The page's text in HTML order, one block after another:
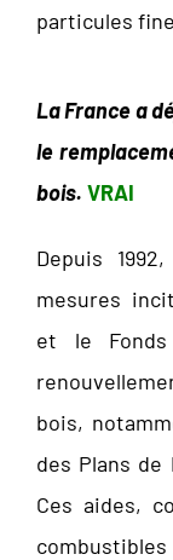
particules
La France a
le
bois. VRAI
Depuis
mesures
et le
bois,
des Plans de
Ces aides,